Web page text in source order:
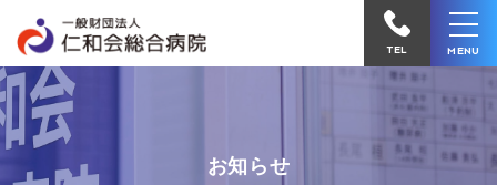
せ
病
TEL MENU
お知らせ